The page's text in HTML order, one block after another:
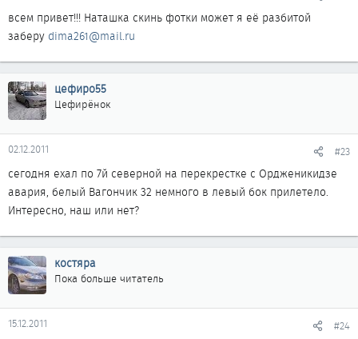
всем привет!!! Наташка скинь фотки может я её разбитой
заберу dima261@mail.ru
цефиро55
Цефирёнок
02.12.2011 #23
сегодня ехал по 7й северной на перекрестке с Ордженикидзе
авария, белый Вагончик 32 немного в левый бок прилетело.
Интересно, наш или нет?
костяра
Пока больше читатель
15.12.2011 #24